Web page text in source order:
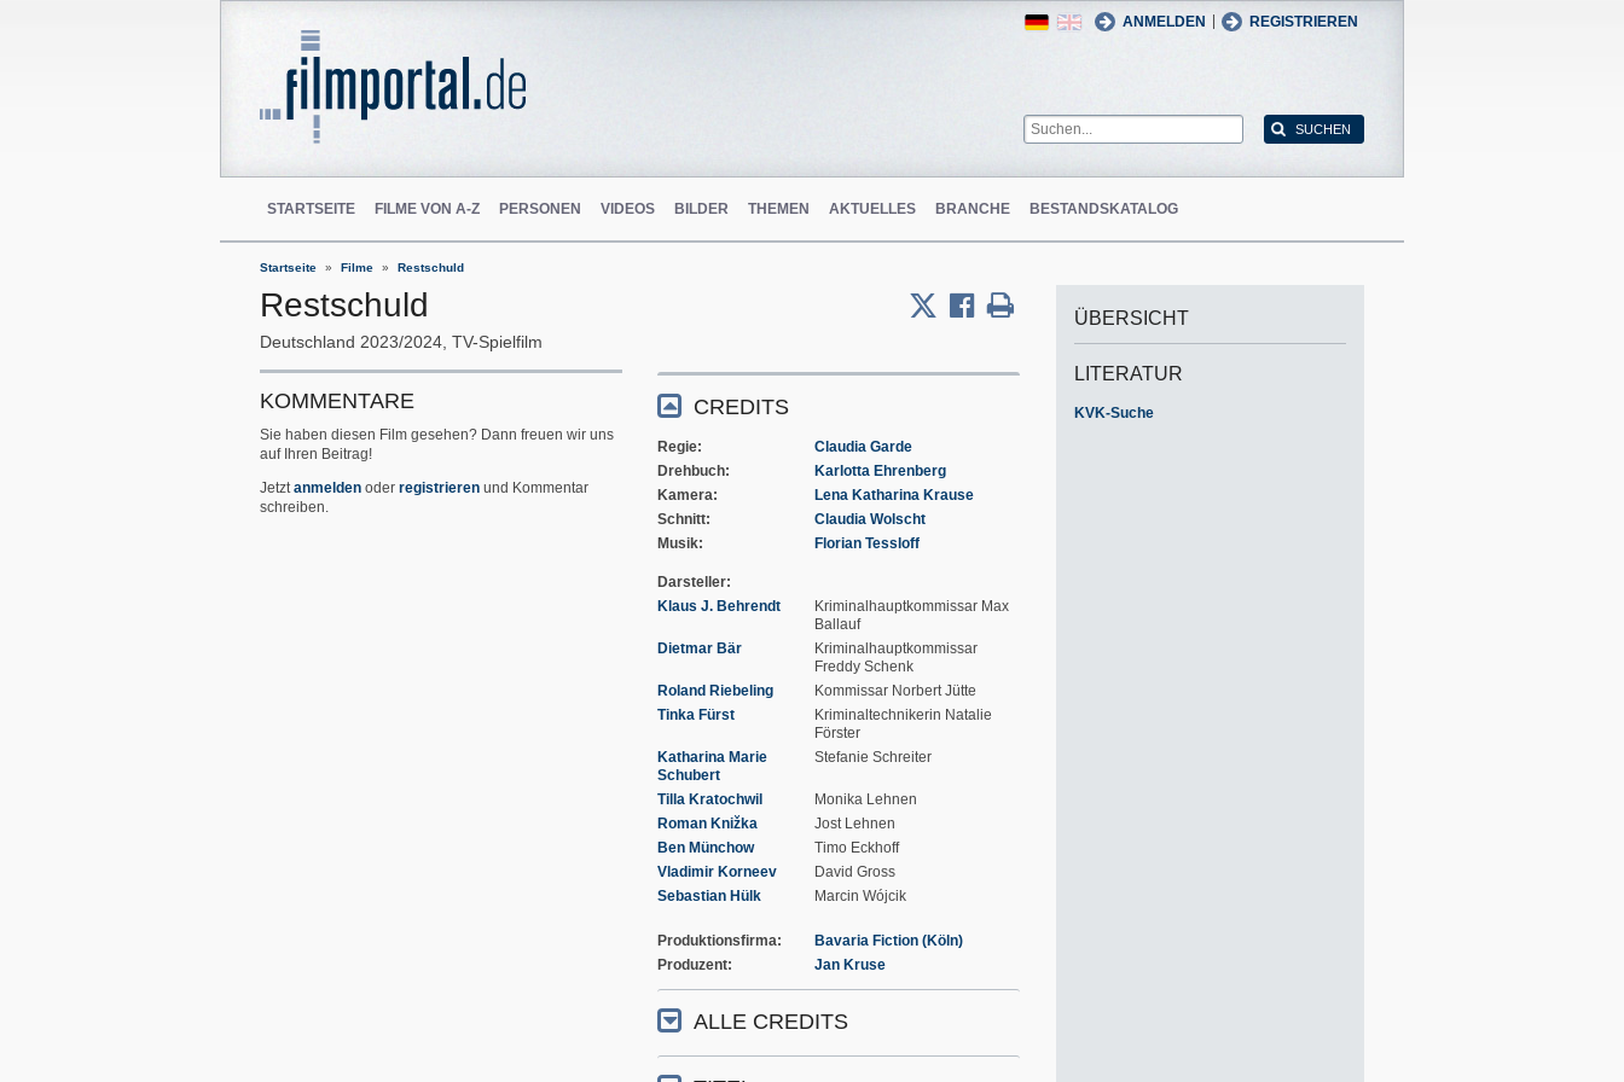
ANMELDEN REGISTRIEREN
English
German
STARTSEITE FILME VON A-Z PERSONEN VIDEOS BILDER THEMEN AKTUELLES BRANCHE BESTANDSKATALOG
Startseite Filme Restschuld
Restschuld
Deutschland 2023/2024 TV-Spielfilm
KOMMENTARE
Sie haben diesen Film gesehen? Dann freuen wir uns
auf Ihren Beitrag!
Jetzt anmelden oder registrieren und Kommentar
schreiben.
CREDITS
Regie
Claudia Garde
Drehbuch
Karlotta Ehrenberg
Kamera
Lena Katharina Krause
Schnitt
Claudia Wolscht
Musik
Florian Tessloff
Darsteller
Klaus J. Behrendt
Kriminalhauptkommissar Max
Ballauf
Dietmar Bär
Kriminalhauptkommissar
Freddy Schenk
Roland Riebeling
Kommissar Norbert Jütte
Tinka Fürst
Kriminaltechnikerin Natalie
Förster
Katharina Marie
Schubert
Stefanie Schreiter
Tilla Kratochwil
Monika Lehnen
Roman Knižka
Jost Lehnen
Ben Münchow
Timo Eckhoff
Vladimir Korneev
David Gross
Sebastian Hülk
Marcin Wójcik
Produktionsfirma
Bavaria Fiction (Köln)
Produzent
Jan Kruse
ALLE CREDITS
ÜBERSICHT
LITERATUR
KVK-Suche